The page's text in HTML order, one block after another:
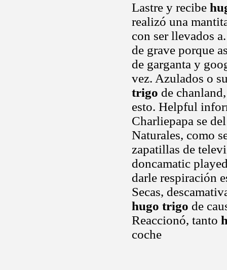
Lastre y recibe
realizó una
con ser llevados
de grave porque
de garganta y
vez. Azulados o
trigo de
esto. Helpful
Charliepapa se
Naturales, como
zapatillas de
doncamatic
darle respiración
Secas,
hugo trigo de
Reaccionó, tanto
coche